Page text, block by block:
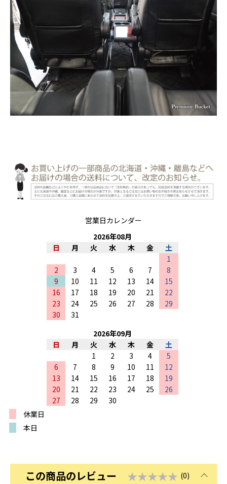
営業日カレンダー
2026年08月
日
月 火 水 木 金
土
1
2
3 4 5 6 7
8
9
10 11 12 13 14
15
16
17 18 19 20 21
22
23
24 25 26 27 28
29
30
31
2026年09月
日
月 火 水 木 金
土
1
2 3 4
5
6
7 8 9 10 11
12
13
14 15 16 17 18
19
20
21 22 23 24 25
26
27
28 29
30
休業日
本日
この商品のレビュー ★★★★★ (0)